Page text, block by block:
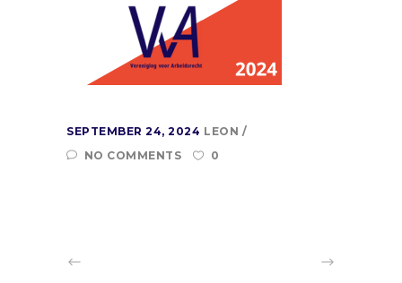
SEPTEMBER 24, 2024 LEON
NO COMMENTS
0